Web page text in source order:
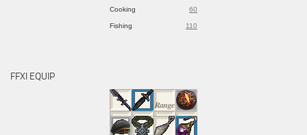
Cooking 60
Fishing 110
FFXI EQUIP